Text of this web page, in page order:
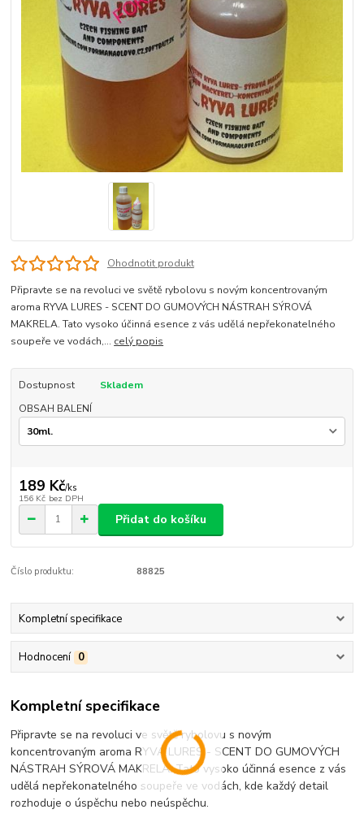
Ohodnotit produkt
Připravte se na revoluci ve světě rybolovu s novým koncentrovaným
aroma RYVA LURES - SCENT DO GUMOVÝCH NÁSTRAH SÝROVÁ
MAKRELA. Tato vysoko účinná esence z vás udělá nepřekonatelného
soupeře ve vodách,... celý popis
Dostupnost
Skladem
OBSAH BALENÍ
189 Kč/ks
156 Kč bez DPH
Přidat do košíku
Číslo produktu: 88825
Kompletní specifikace
Hodnocení 0
Kompletní specifikace
Připravte se na revoluci ve světě rybolovu s novým
koncentrovaným aroma RYVA LURES - SCENT DO GUMOVÝCH
NÁSTRAH SÝROVÁ MAKRELA. Tato vysoko účinná esence z vás
udělá nepřekonatelného soupeře ve vodách, kde každý detail
rozhoduje o úspěchu nebo neúspěchu.